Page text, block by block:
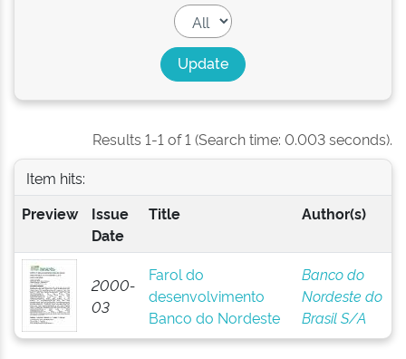
Results 1-1 of 1 (Search time: 0.003 seconds).
Item hits:
Preview
Issue
Date
Title Author(s)
2000-
03
Farol do
desenvolvimento
Banco do Nordeste
Banco do
Nordeste do
Brasil S/A